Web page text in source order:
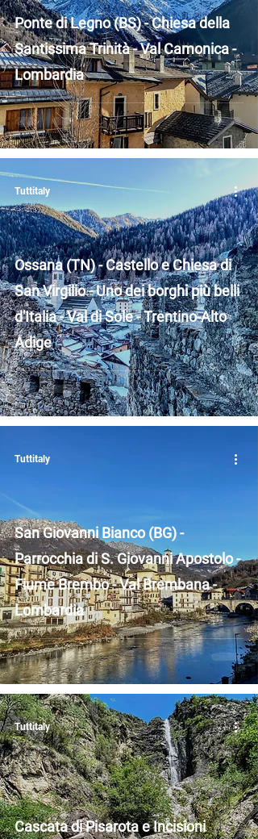
Ponte di Legno (BS) - Chiesa della
Santissima Trinità - Val Camonica -
Lombardia
Ossana (TN) - Castello e Chiesa di
San Virgilio - Uno dei borghi più belli
d'Italia - Val di Sole - Trentino-Alto
Adige
Tuttitaly
San Giovanni Bianco (BG) -
Parrocchia di S. Giovanni Apostolo -
Fiume Brembo - Val Brembana -
Lombardia
Tuttitaly
Cascata di Pisarota e Incisioni
Tuttitaly